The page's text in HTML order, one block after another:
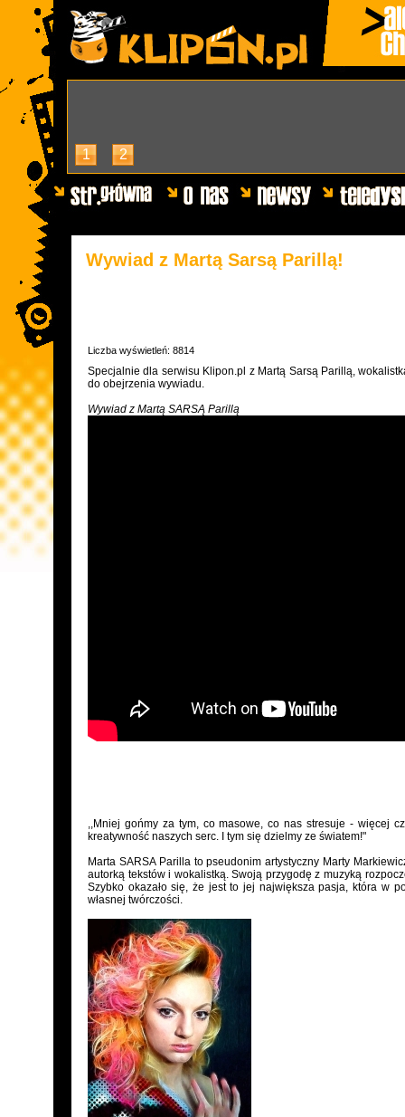
1 2
Wywiad z Martą Sarsą Parillą!
Liczba wyświetleń: 8814
Specjalnie dla serwisu Klipon.pl z Martą Sarsą Parillą,
do obejrzenia wywiadu.
Wywiad z Martą SARSĄ Parillą
,,Mniej gońmy za tym, co masowe, co nas stresuje - więcej
kreatywność naszych serc. I tym się dzielmy ze światem!"
Marta SARSA Parilla to pseudonim artystyczny Marty
autorką tekstów i wokalistką. Swoją przygodę z muzyką
Szybko okazało się, że jest to jej największa pasja, która w
własnej twórczości.